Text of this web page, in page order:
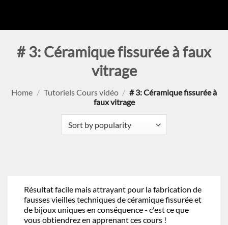
# 3: Céramique fissurée à faux
vitrage
Home / Tutoriels Cours vidéo / # 3: Céramique fissurée à
faux vitrage
Résultat facile mais attrayant pour la fabrication de
fausses vieilles techniques de céramique fissurée et
de bijoux uniques en conséquence - c'est ce que
vous obtiendrez en apprenant ces cours !